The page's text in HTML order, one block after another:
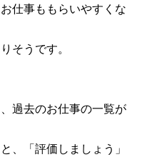
仕事ももらいやすくな
そうです。
過去のお仕事の一覧が
、「評価しましょう」